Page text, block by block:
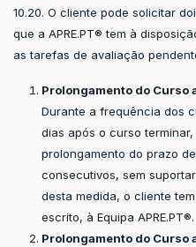
10.20. O cliente pode solicitar
que a APRE.PT® tem à
as tarefas de avaliação
Prolongamento do Curso
Durante a frequência dos
dias após o curso
prolongamento do prazo
consecutivos, sem
desta medida, o cliente
escrito, à Equipa APRE.PT®.
Prolongamento do Curso